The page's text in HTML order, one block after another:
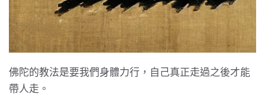
佛陀的教法是要我們身體力行，自己真正走過之後才能
帶人走。